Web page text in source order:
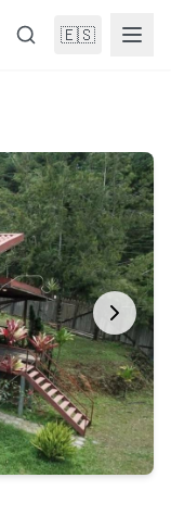
🇪🇸